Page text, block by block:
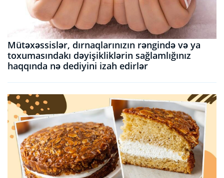
Mütəxəssislər, dırnaqlarınızın rəngində və ya
toxumasındakı dəyişikliklərin sağlamlığınız
haqqında nə dediyini izah edirlər